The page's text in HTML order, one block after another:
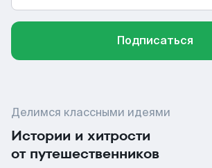
Подписаться
Делимся классными идеями
Истории и хитрости
от путешественников